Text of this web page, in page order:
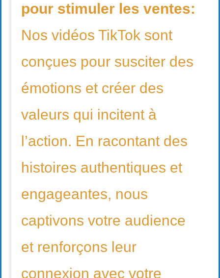
pour stimuler les ventes:
Nos vidéos TikTok sont
conçues pour susciter des
émotions et créer des
valeurs qui incitent à
l’action. En racontant des
histoires authentiques et
engageantes, nous
captivons votre audience
et renforçons leur
connexion avec votre